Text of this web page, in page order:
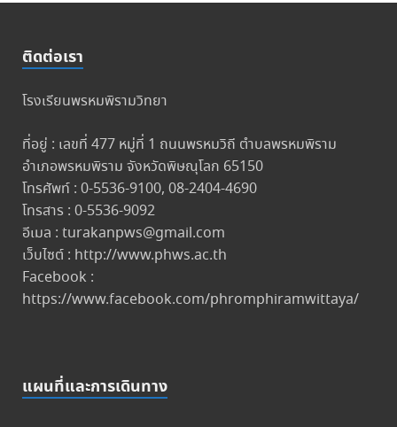
ติดต่อเรา
โรงเรียนพรหมพิรามวิทยา
ที่อยู่ : เลขที่ 477 หมู่ที่ 1 ถนนพรหมวิถี ตำบลพรหมพิราม
อำเภอพรหมพิราม จังหวัดพิษณุโลก 65150
โทรศัพท์ : 0-5536-9100, 08-2404-4690
โทรสาร : 0-5536-9092
อีเมล : turakanpws@gmail.com
เว็บไซต์ : http://www.phws.ac.th
Facebook :
https://www.facebook.com/phromphiramwittaya/
แผนที่และการเดินทาง